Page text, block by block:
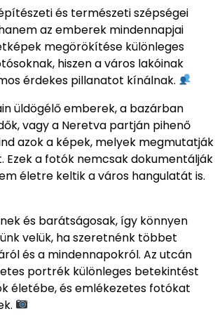
és természeti szépségei
az emberek mindennapjai
megörökítése különleges
hiszen a város lakóinak
érdekes pillanatot kínálnak.
üldögélő emberek, a bazárban
vagy a Neretva partján pihenő
azok a képek, melyek megmutatják
Ezek a fotók nemcsak dokumentálják
életre keltik a város hangulatát is.
és barátságosak, így könnyen
velük, ha szeretnénk többet
és a mindennapokról. Az utcán
portrék különleges betekintést
életébe, és emlékezetes fotókat